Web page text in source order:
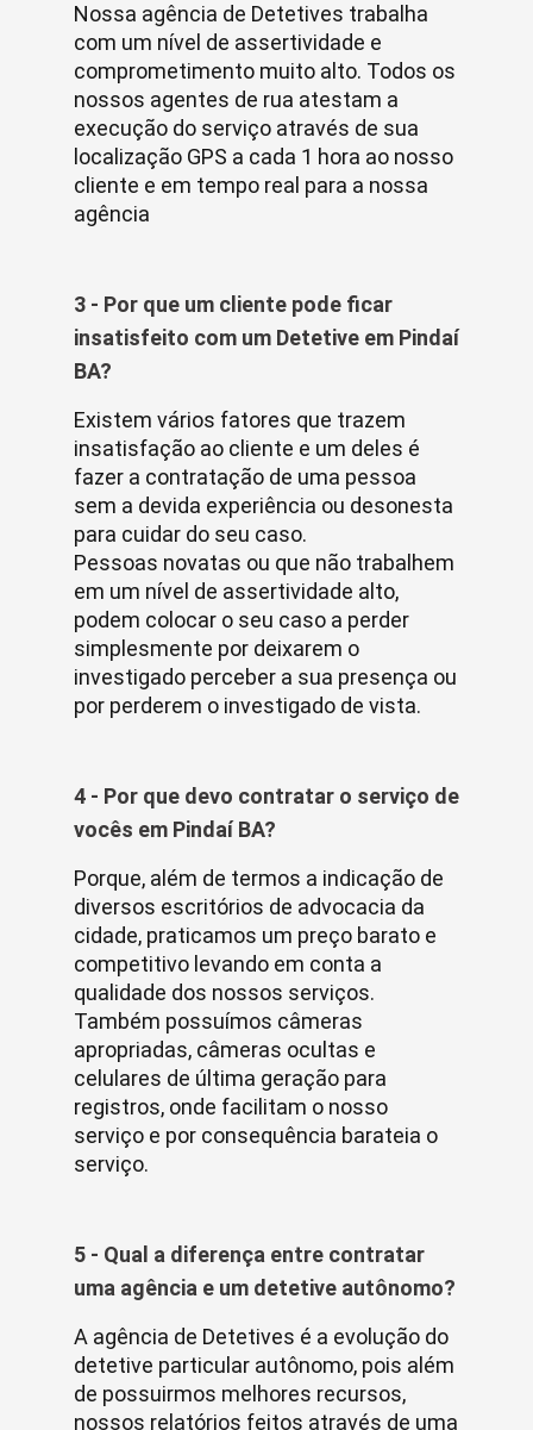
Nossa agência de Detetives trabalha
com um nível de assertividade e
comprometimento muito alto. Todos os
nossos agentes de rua atestam a
execução do serviço através de sua
localização GPS a cada 1 hora ao nosso
cliente e em tempo real para a nossa
agência
3 - Por que um cliente pode ficar
insatisfeito com um Detetive em Pindaí
BA?
Existem vários fatores que trazem
insatisfação ao cliente e um deles é
fazer a contratação de uma pessoa
sem a devida experiência ou desonesta
para cuidar do seu caso.
Pessoas novatas ou que não trabalhem
em um nível de assertividade alto,
podem colocar o seu caso a perder
simplesmente por deixarem o
investigado perceber a sua presença ou
por perderem o investigado de vista.
4 - Por que devo contratar o serviço de
vocês em Pindaí BA?
Porque, além de termos a indicação de
diversos escritórios de advocacia da
cidade, praticamos um preço barato e
competitivo levando em conta a
qualidade dos nossos serviços.
Também possuímos câmeras
apropriadas, câmeras ocultas e
celulares de última geração para
registros, onde facilitam o nosso
serviço e por consequência barateia o
serviço.
5 - Qual a diferença entre contratar
uma agência e um detetive autônomo?
A agência de Detetives é a evolução do
detetive particular autônomo, pois além
de possuirmos melhores recursos,
nossos relatórios feitos através de uma